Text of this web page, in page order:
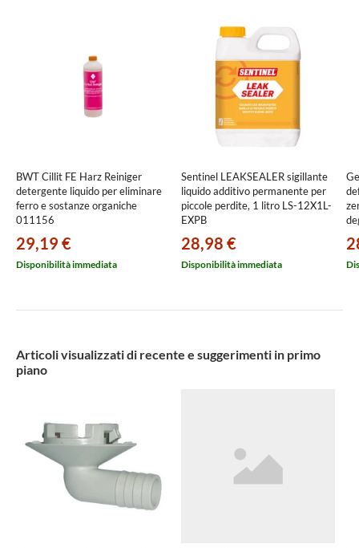
BWT Cillit FE Harz Reiniger
detergente liquido per eliminare
ferro e sostanze organiche
011156
29,19 €
Disponibilità immediata
Sentinel LEAKSEALER sigillante
liquido additivo permanente per
piccole perdite, 1 litro LS-12X1L-
EXPB
28,98 €
Disponibilità immediata
Articoli visualizzati di recente e suggerimenti in primo
piano